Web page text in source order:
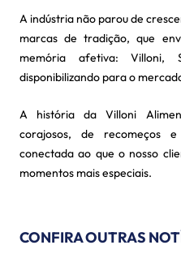
A indústria não parou de
marcas de tradição, que
memória afetiva: Villoni,
disponibilizando para o
A história da Villoni
corajosos, de recomeços
conectada ao que o nosso
momentos mais especiais.
CONFIRA OUTRAS